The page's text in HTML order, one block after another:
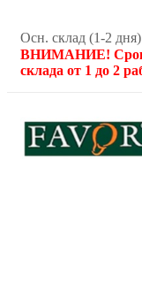
Осн. склад (1-2
ВНИМАНИЕ! Срок
склада от 1 до 2